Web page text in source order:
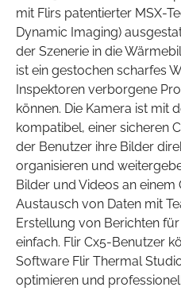
mit Flirs patentierter MSX-
Dynamic Imaging)
der Szenerie in die
ist ein gestochen scharfes
Inspektoren verborgene
können. Die Kamera ist mit
kompatibel, einer sicheren
der Benutzer ihre Bilder
organisieren und
Bilder und Videos an einem
Austausch von Daten mit
Erstellung von Berichten
einfach. Flir Cx5-Benutzer
Software Flir Thermal
optimieren und